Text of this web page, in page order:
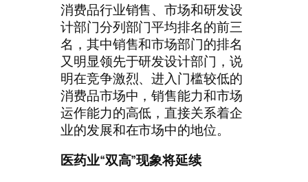
消费品行业销售、市场和研发设
计部门分列部门平均排名的前三
名，其中销售和市场部门的排名
又明显领先于研发设计部门，说
明在竞争激烈、进入门槛较低的
消费品市场中，销售能力和市场
运作能力的高低，直接关系着企
业的发展和在市场中的地位。
医药业“双高”现象将延续